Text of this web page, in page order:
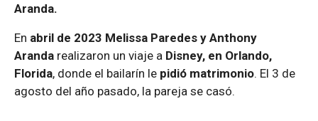
Aranda.
En abril de 2023 Melissa Paredes y Anthony
Aranda realizaron un viaje a Disney, en Orlando,
Florida, donde el bailarín le pidió matrimonio. El 3 de
agosto del año pasado, la pareja se casó.